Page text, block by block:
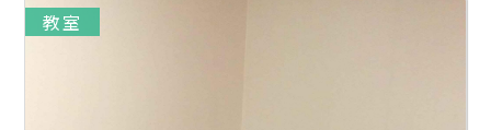
教室